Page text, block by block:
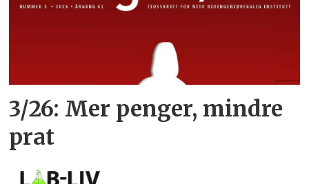
3/26: Mer penger, mindre
prat